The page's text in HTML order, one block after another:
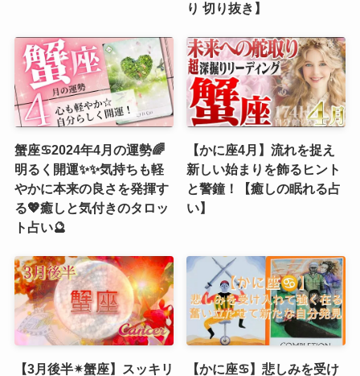
り 切り抜き】
蟹座♋️2024年4月の運勢🌈
明るく開運✨✨気持ちも軽
やかに本来の良さを発揮す
る💖癒しと気付きのタロッ
ト占い🔮
【かに座4月】流れを捉え
新しい始まりを飾るヒント
と警鐘！【癒しの眠れる占
い】
【3月後半✴︎蟹座】スッキリ
【かに座♋】悲しみを受け